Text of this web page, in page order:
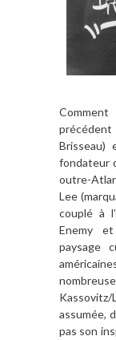
précédent
Brisseau)
fondateur
outre-
Lee
couplé à
Enemy
paysage
assumée,
pas son